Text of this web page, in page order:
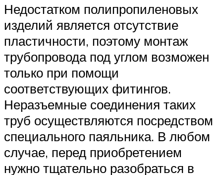
Недостатком полипропиленовых
изделий является отсутствие
пластичности, поэтому монтаж
трубопровода под углом возможен
только при помощи
соответствующих фитингов.
Неразъемные соединения таких
труб осуществляются посредством
специального паяльника. В любом
случае, перед приобретением
нужно тщательно разобраться в